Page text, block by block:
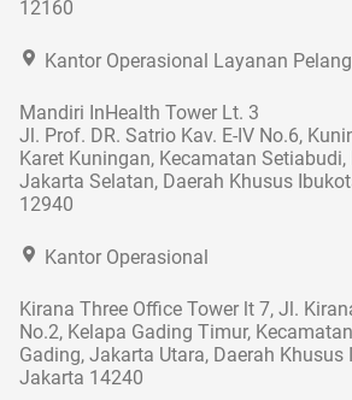
12160
Kantor Operasional Layanan
Mandiri InHealth Tower Lt. 3
Jl. Prof. DR. Satrio Kav. E-IV No.6,
Karet Kuningan, Kecamatan Setiabudi,
Jakarta Selatan, Daerah Khusus
12940
Kantor Operasional
Kirana Three Office Tower lt 7, Jl.
No.2, Kelapa Gading Timur,
Gading, Jakarta Utara, Daerah Khusus
Jakarta 14240